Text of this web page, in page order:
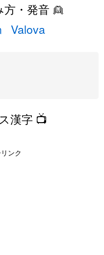
・発音 👱
Valova
漢字 📺
ンク